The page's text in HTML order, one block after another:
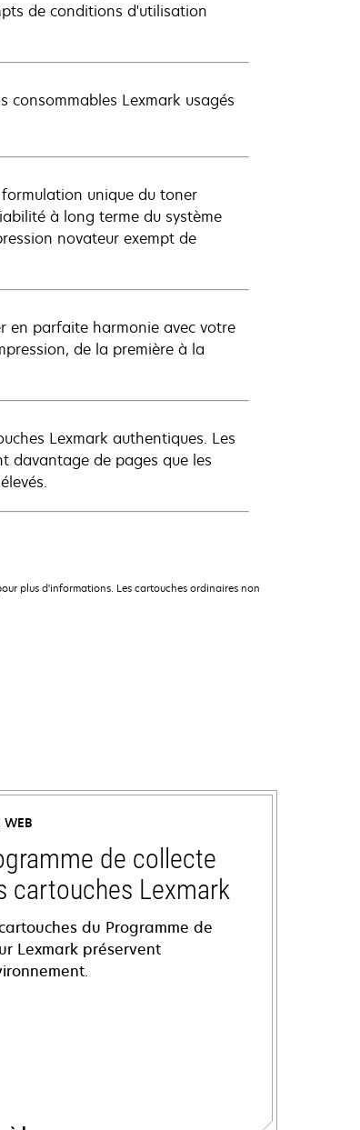
de conditions d'utilisation
consommables Lexmark usagés
unique du toner
à long terme du système
novateur exempt de
en parfaite harmonie avec votre
de la première à la
Lexmark authentiques. Les
davantage de pages que les
plus d'informations. Les cartouches ordinaires non
WEB
de collecte
cartouches Lexmark
du Programme de
Lexmark préservent